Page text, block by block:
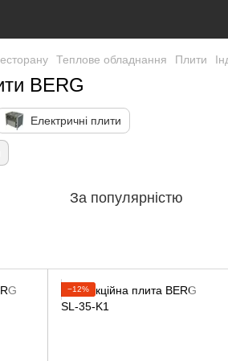
Теплове обладнання Плити
BERG
Електричні плити
За популярністю
−12%